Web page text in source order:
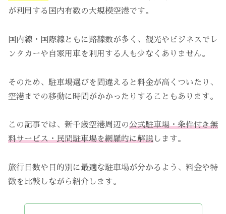
が利用する国内有数の大規模空港です。
国内線・国際線ともに路線数が多く、観光やビジネスでレ
ンタカーや自家用車を利用する人も少なくありません。
そのため、駐車場選びを間違えると料金が高くついたり、
空港までの移動に時間がかかったりすることもあります。
この記事では、新千歳空港周辺の公式駐車場・条件付き無
料サービス・民間駐車場を網羅的に解説 します。
旅行日数や目的別に最適な駐車場が分かるよう、料金や特
徴を比較しながら紹介します。